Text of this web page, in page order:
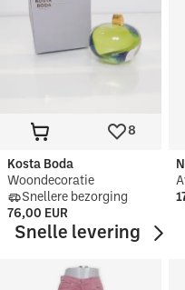
8
Kosta Boda
Woondecoratie
Snellere bezorging
76,00 EUR
Snelle levering